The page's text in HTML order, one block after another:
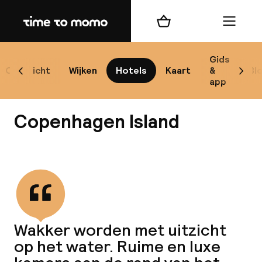
Home
Overzicht Wijken Hotels Kaart
Gids
&
app
Scroll naar links
Winkelmand Menu
Copenhagen Island
Wakker worden met uitzicht
op het water. Ruime en luxe